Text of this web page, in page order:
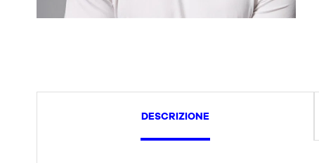
DESCRIZIONE